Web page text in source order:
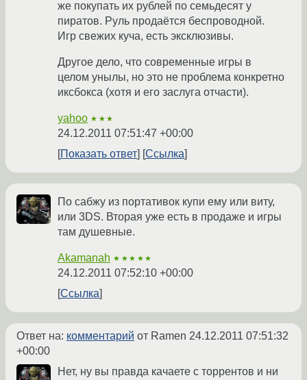
же покупать их рублей по семьдесят у
пиратов. Руль продаётся беспроводной.
Игр свежих куча, есть эксклюзивы.
Другое дело, что современные игры в
целом унылы, но это не проблема конкретно
иксбокса (хотя и его заслуга отчасти).
yahoo ★★★
24.12.2011 07:51:47 +00:00
Показать ответ
Ссылка
По сабжу из портативок купи ему или виту,
или 3DS. Вторая уже есть в продаже и игры
там душевные.
Akamanah ★★★★★
24.12.2011 07:52:10 +00:00
Ссылка
Ответ на: комментарий от Ramen 24.12.2011 07:51:32
+00:00
Нет, ну вы правда качаете с торрентов и ни